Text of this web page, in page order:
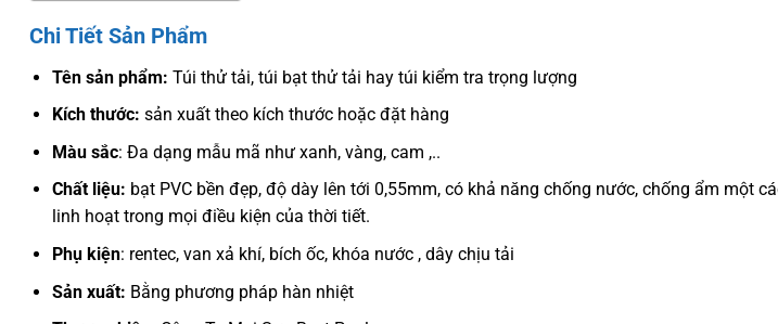
Chi Tiết Sản Phẩm
Tên sản phẩm: Túi thử tải, túi bạt thử tải hay túi kiểm tra trọng lượng
Kích thước: sản xuất theo kích thước hoặc đặt hàng
Màu sắc: Đa dạng mẫu mã như xanh, vàng, cam ,..
Chất liệu: bạt PVC bền đẹp, độ dày lên tới 0,55mm, có khả năng chống nước, chống ẩm một
linh hoạt trong mọi điều kiện của thời tiết.
Phụ kiện: rentec, van xả khí, bích ốc, khóa nước , dây chịu tải
Sản xuất: Bằng phương pháp hàn nhiệt